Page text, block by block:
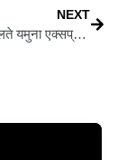
NEXT
घने कोहरे के चलते यमुना एक्सप्रेसवे पर भिड़ीं 8 बसें और 3 कारें, छह यात्रियों की मौत और 25 झुलसे